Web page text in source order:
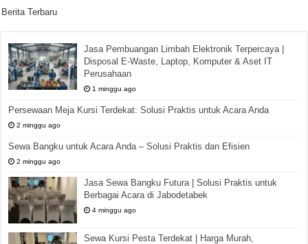
Berita Terbaru
Jasa Pembuangan Limbah Elektronik Terpercaya |
Disposal E-Waste, Laptop, Komputer & Aset IT
Perusahaan
1 minggu ago
Persewaan Meja Kursi Terdekat: Solusi Praktis untuk Acara Anda
2 minggu ago
Sewa Bangku untuk Acara Anda – Solusi Praktis dan Efisien
2 minggu ago
Jasa Sewa Bangku Futura | Solusi Praktis untuk
Berbagai Acara di Jabodetabek
4 minggu ago
Sewa Kursi Pesta Terdekat | Harga Murah,